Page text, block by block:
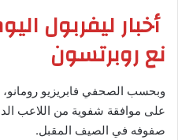
أخبار ليفربول
نع روبرتسون
وبحسب الصحفي فابريزيو رومانو،
على موافقة شفوية من اللاعب
صفوفه في الصيف المقبل.